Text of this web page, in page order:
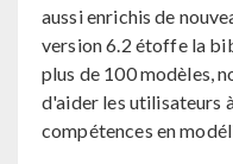
aussi enrichis de
version 6.2 étoffe la
plus de 100 modèles,
d'aider les utilisateurs
compétences en